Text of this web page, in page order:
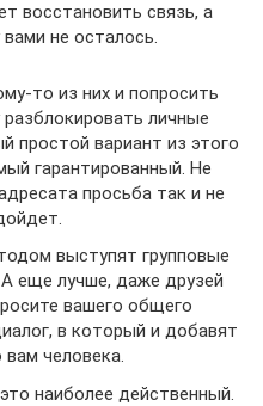
восстановить связь, а
не осталось.
то из них и попросить
личные
простой вариант из этого
гарантированный. Не
просьба так и не
выступят групповые
еще лучше, даже друзей
вашего общего
в который и добавят
вам человека.
наиболее действенный.